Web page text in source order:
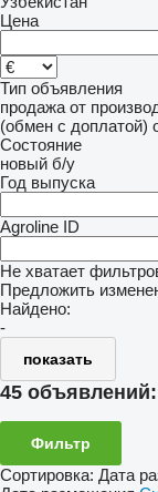
Цена
Тип объявления
продажа от
(обмен с доплатой)
Состояние
новый б/у
Год выпуска
Agroline ID
Не хватает
Предложить
Найдено:
-
показать
45 объявлений:
Фильтр
Сортировка: Дата